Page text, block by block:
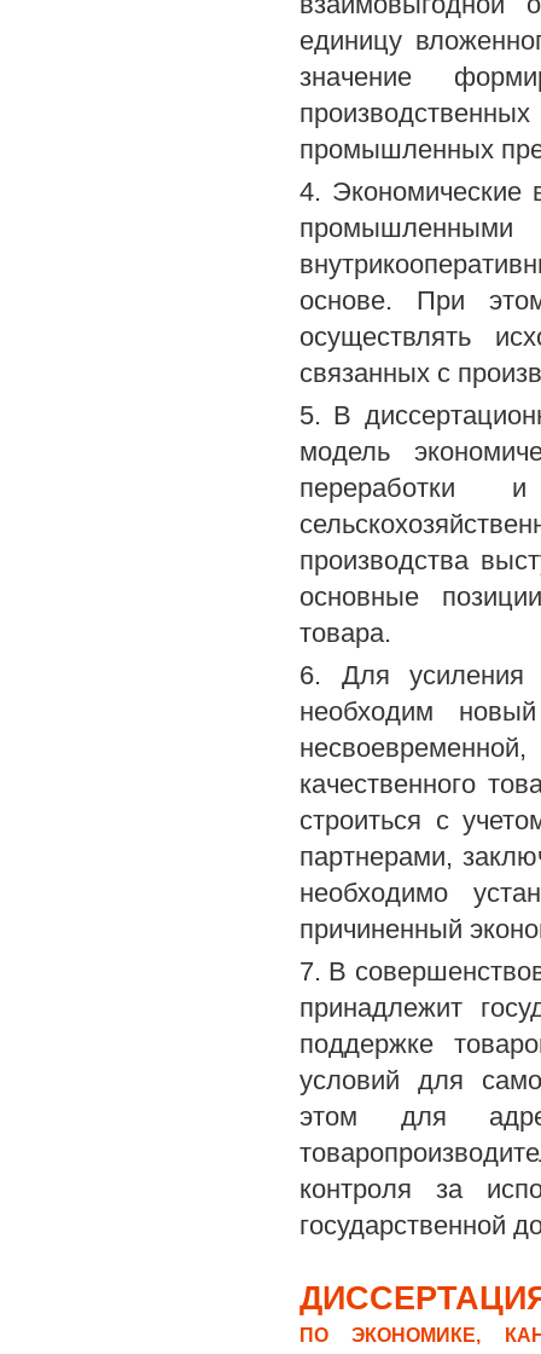
единицу
значение
промышленных
4. Экономические
промышленными
основе. При
осуществлять
связанных с
5. В
модель
переработки
производства
основные
товара.
6. Для усиления
необходим
качественного
строиться с
партнерами,
необходимо
причиненный
7. В
принадлежит
поддержке
условий для
этом для
контроля за
государственной
ПО ЭКОНОМИКЕ,